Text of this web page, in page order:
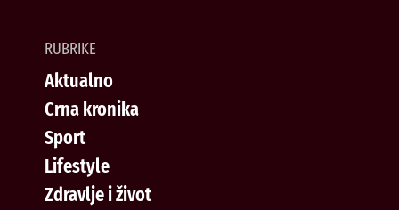
RUBRIKE
Aktualno
Crna kronika
Sport
Lifestyle
Zdravlje i život